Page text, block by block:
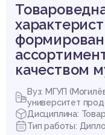
качеством
Вуз: МГУП
университет
Дисциплина:
Тип работы: